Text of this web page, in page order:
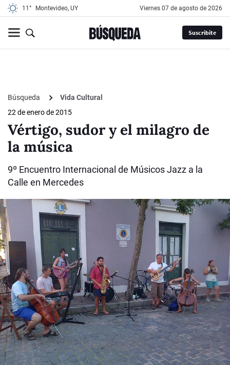
11° Montevideo, UY viernes 07 de agosto de 2026
Suscribite
Búsqueda
Vida Cultural
22 de enero de 2015
Vértigo, sudor y el milagro de
la música
9º Encuentro Internacional de Músicos Jazz a la
Calle en Mercedes